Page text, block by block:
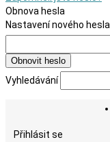
Obnova hesla
Nastavení nového hesla
Vyhledávání
Přihlásit se